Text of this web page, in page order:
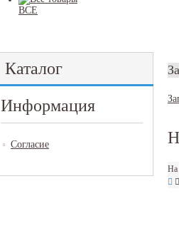
ВСЕ
Каталог
Информация
Согласие
На